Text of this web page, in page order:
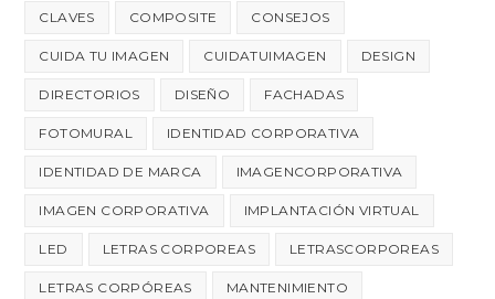
CLAVES COMPOSITE CONSEJOS
CUIDA TU IMAGEN CUIDATUIMAGEN DESIGN
DIRECTORIOS DISEÑO FACHADAS
FOTOMURAL IDENTIDAD CORPORATIVA
IDENTIDAD DE MARCA IMAGENCORPORATIVA
IMAGEN CORPORATIVA IMPLANTACIÓN VIRTUAL
LED LETRAS CORPOREAS LETRASCORPOREAS
LETRAS CORPÓREAS MANTENIMIENTO